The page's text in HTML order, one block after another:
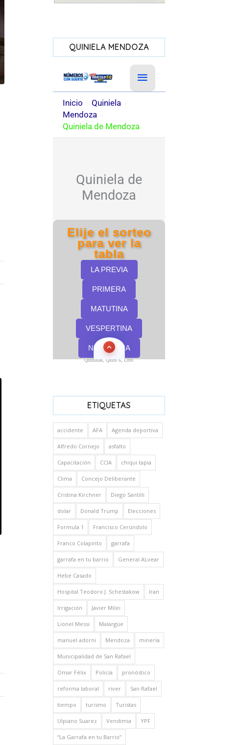
QUINIELA MENDOZA
Quinielas, Quini 6, Loto
ETIQUETAS
accidente AFA Agenda deportiva
Alfredo Cornejo asfalto
Capacitación CCIA chiqui tapia
Clima Concejo Deliberante
Cristina Kirchner Diego Santilli
dolar Donald Trump Elecciones
Formula 1 Francisco Cerúndolo
Franco Colapinto garrafa
garrafa en tu barrio General ALvear
Hebe Casado
Hospital Teodoro J. Schestakow Iran
Irrigación Javier Milei
Lionel Messi Malargüe
manuel adorni Mendoza minería
Municipalidad de San Rafael
Omar Félix Policía pronóstico
reforma laboral river San Rafael
tiempo turismo Turistas
Ulpiano Suarez Vendimia YPF
“La Garrafa en tu Barrio”